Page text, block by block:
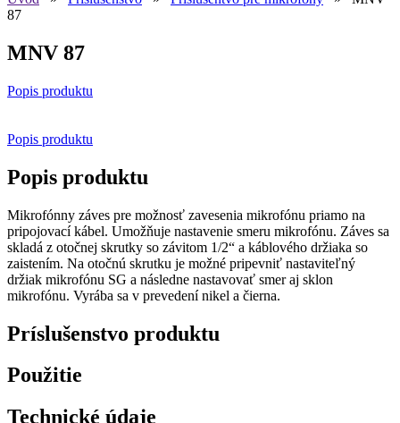
87
MNV 87
Popis produktu
Popis produktu
Popis produktu
Mikrofónny záves pre možnosť zavesenia mikrofónu priamo na
pripojovací kábel. Umožňuje nastavenie smeru mikrofónu. Záves sa
skladá z otočnej skrutky so závitom 1/2“ a káblového držiaka so
zaistením. Na otočnú skrutku je možné pripevniť nastaviteľný
držiak mikrofónu SG a následne nastavovať smer aj sklon
mikrofónu. Vyrába sa v prevedení nikel a čierna.
Príslušenstvo produktu
Použitie
Technické údaje